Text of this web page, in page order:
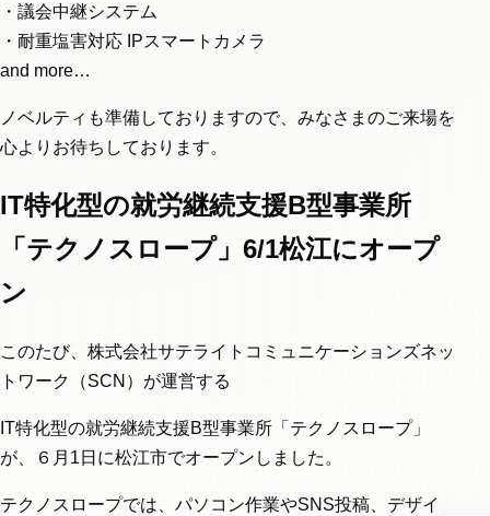
・議会中継システム
・耐重塩害対応 IPスマートカメラ
and more…
ノベルティも準備しておりますので、みなさまのご来場を
心よりお待ちしております。
IT特化型の就労継続支援B型事業所
「テクノスロープ」6/1松江にオープ
ン
このたび、株式会社サテライトコミュニケーションズネッ
トワーク（SCN）が運営する
IT特化型の就労継続支援B型事業所「テクノスロープ」
が、６月1日に松江市でオープンしました。
テクノスロープでは、パソコン作業やSNS投稿、デザイ